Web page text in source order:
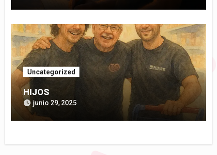
Uncategorized
HIJOS
junio 29, 2025